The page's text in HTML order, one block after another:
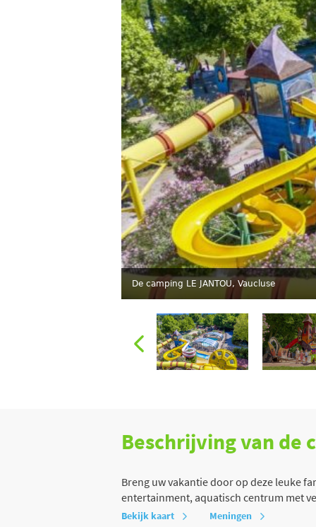
De camping LE JANTOU, Vaucluse
Beschrijving van de
Breng uw vakantie door op deze leuke
entertainment, aquatisch centrum met
Bekijk kaart Meningen